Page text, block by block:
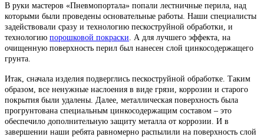
В руки мастеров «Пневмопортала» попали лестничные перила, над
которыми были проведены основательные работы. Наши специалисты
задействовали сразу и технологию пескоструйной обработки, и
технологию порошковой покраски . А для лучшего эффекта, на
очищенную поверхность перил был нанесен слой цинкосодержащего
грунта.
Итак, сначала изделия подверглись пескоструйной обработке. Таким
образом, все ненужные наслоения в виде грязи, коррозии и старого
покрытия были удалены. Далее, металлическая поверхность была
прогрунтована специальным цинкосодержащим составом – это
обеспечило дополнительную защиту металла от коррозии. И в
завершении наши ребята равномерно распылили на поверхность слой